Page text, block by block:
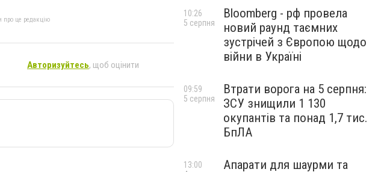
про це редакцію
Авторизуйтесь, щоб оцінити
Bloomberg - рф провела
новий раунд таємних
зустрічей з Європою щодо
війни в Україні
10:26
5 серпня
Втрати ворога на 5 серпня:
ЗСУ знищили 1 130
окупантів та понад 1,7 тис.
БпЛА
09:59
5 серпня
Апарати для шаурми та
13:00